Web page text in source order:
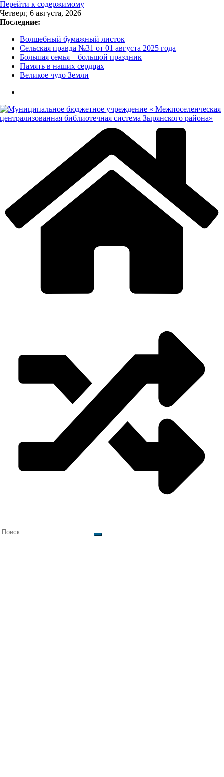
Перейти к содержимому
Четверг, 6 августа, 2026
Последние:
Волшебный бумажный листок
Сельская правда №31 от 01 августа 2025 года
Большая семья – большой праздник
Память в наших сердцах
Великое чудо Земли